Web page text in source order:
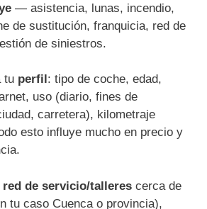
— asistencia, lunas, incendio,
de sustitución, franquicia, red de
de siniestros.
tu perfil : tipo de coche, edad,
uso (diario, fines de
carretera), kilometraje
esto influye mucho en precio y
red de servicio/talleres cerca de
tu caso Cuenca o provincia),